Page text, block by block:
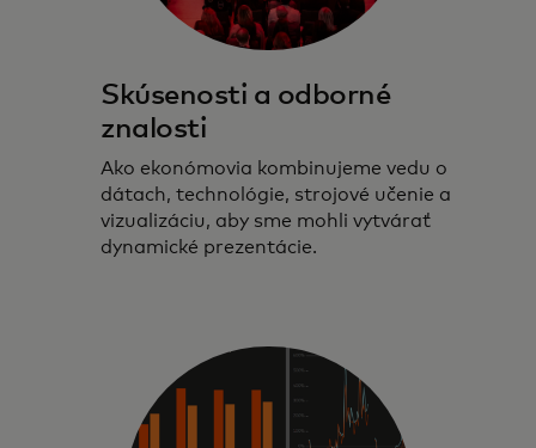
Skúsenosti a odborné
znalosti
Ako ekonómovia kombinujeme vedu o
dátach, technológie, strojové učenie a
vizualizáciu, aby sme mohli vytvárať
dynamické prezentácie.